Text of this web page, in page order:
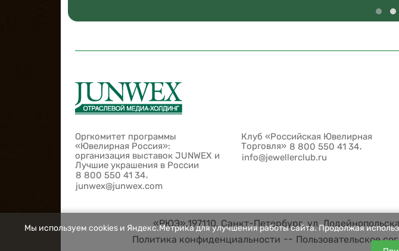
Оргкомитет программы
«Ювелирная Россия»:
организация выставок JUNWEX и
Лучшие украшения в России
8 800 550 41 34,
junwex@junwex.com
Клуб «Российская Ювелирная
Торговля» 8 800 550 41 34,
info@jewellerclub.ru
«РЮЭ»,197110, Санкт-Петербург, ул.
Политика конфиденциальности -- Пользовательское
Мы используем cookies и Яндекс.Метрика для улучшения работы сайта. Продолжая